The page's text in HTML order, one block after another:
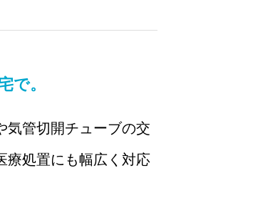
で。
気管切開チューブの交
療処置にも幅広く対応